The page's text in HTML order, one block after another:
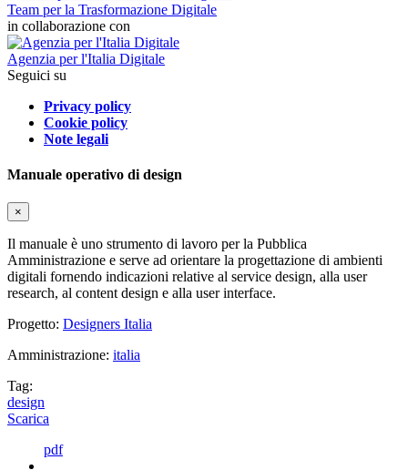
Team per la Trasformazione Digitale
in collaborazione con
Agenzia per l'Italia Digitale
Seguici su
Privacy policy
Cookie policy
Note legali
Manuale operativo di design
×
Il manuale è uno strumento di lavoro per la Pubblica
Amministrazione e serve ad orientare la progettazione di ambienti
digitali fornendo indicazioni relative al service design, alla user
research, al content design e alla user interface.
Progetto: Designers Italia
Amministrazione: italia
Tag:
design
Scarica
pdf